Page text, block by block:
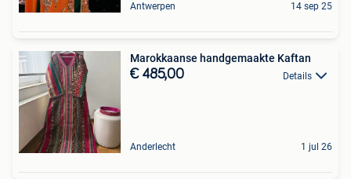
Antwerpen 14 sep 25
Marokkaanse handgemaakte Kaftan
€ 485,00 Details
Anderlecht 1 jul 26